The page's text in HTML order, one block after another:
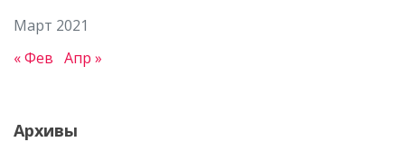
Март 2021
« Фев Апр »
Архивы